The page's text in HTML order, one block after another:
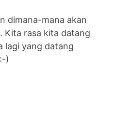
dimana-mana akan
Kita rasa kita datang
lagi yang datang
)